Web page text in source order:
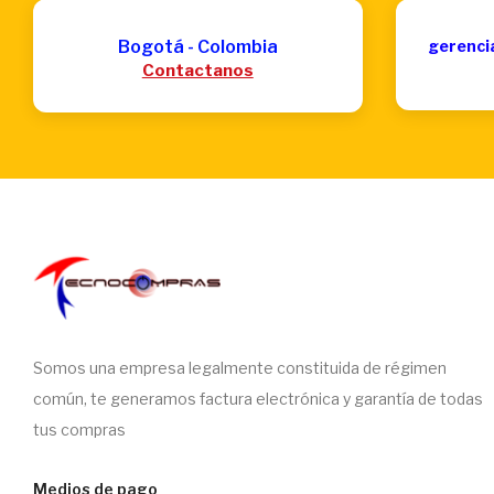
Bogotá - Colombia
Contactanos
Somos una empresa legalmente constituida de régimen
común, te generamos factura electrónica y garantía de todas
tus compras
Medios de pago